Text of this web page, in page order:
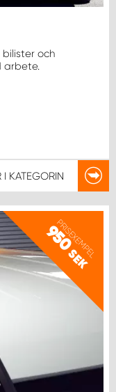
och
arbete.
I KATEGORIN
PRISEXEMPEL
950
SEK